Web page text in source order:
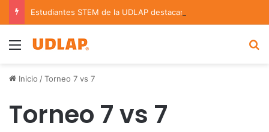
Menu
Inicio /Torneo 7 vs 7
Torneo 7 vs 7